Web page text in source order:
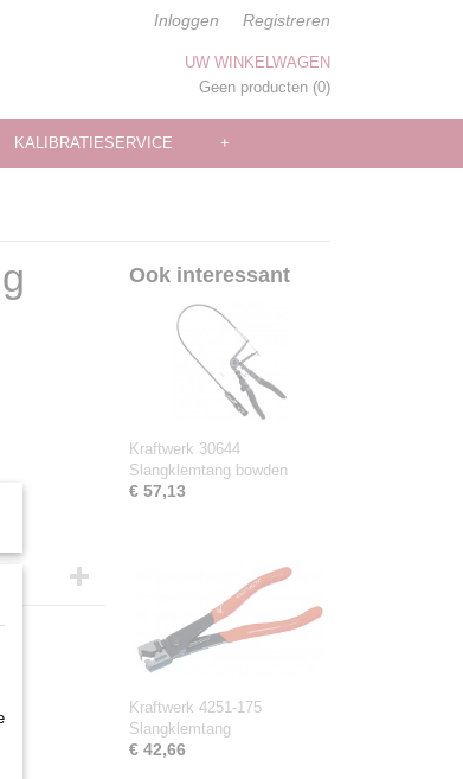
Inloggen Registreren
UW WINKELWAGEN
Geen producten (0)
KALIBRATIESERVICE +
Ook interessant
Kraftwerk 30644
Slangklemtang bowden
€ 57,13
Kraftwerk 4251-175
Slangklemtang
€ 42,66